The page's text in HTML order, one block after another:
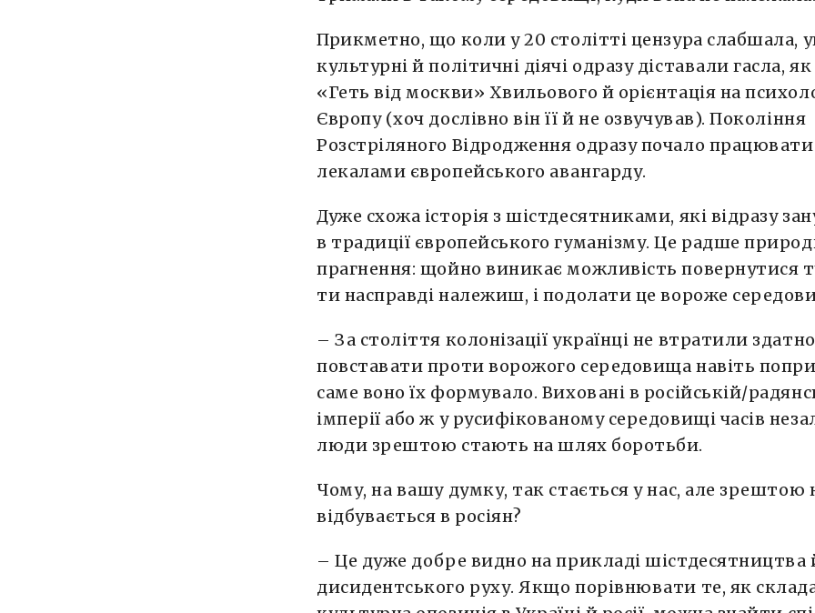
Прикметно, що коли у 20 столітті цензура слабшала,
культурні й політичні діячі одразу діставали гасла, як
«Геть від москви» Хвильового й орієнтація на
Європу (хоч дослівно він її й не озвучував). Покоління
Розстріляного Відродження одразу почало працювати
лекалами європейського авангарду.
Дуже схожа історія з шістдесятниками, які відразу
в традиції європейського гуманізму. Це радше
прагнення: щойно виникає можливість повернутися
ти насправді належиш, і подолати це вороже
– За століття колонізації українці не втратили
повставати проти ворожого середовища навіть
саме воно їх формувало. Виховані в російській/
імперії або ж у русифікованому середовищі часів
люди зрештою стають на шлях боротьби.
Чому, на вашу думку, так стається у нас, але зрештою
відбувається в росіян?
– Це дуже добре видно на прикладі шістдесятництва
дисидентського руху. Якщо порівнювати те, як